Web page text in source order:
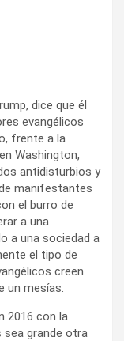
dice que él
evangélicos
frente a la
Washington,
antidisturbios y
manifestantes
el burro de
a una
a una sociedad a
el tipo de
creen
un mesías.
2016 con la
sea grande otra